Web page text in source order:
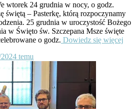
wtorek 24 grudnia w nocy, o godz.
świętą – Pasterkę, którą rozpoczynamy
25 grudnia w uroczystość Bożego
w Święto św. Szczepana Msze święte
o godz. Dowiedz się więcej
temu